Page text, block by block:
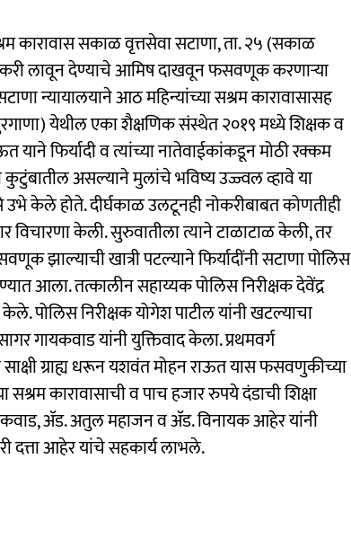
कारावास सकाळ वृत्तसेवा सटाणा, ता. २५ (सकाळ
लावून देण्याचे आमिष दाखवून फसवणूक करणाऱ्या
न्यायालयाने आठ महिन्यांच्या सश्रम कारावासासह
येथील एका शैक्षणिक संस्थेत २०१९ मध्ये शिक्षक व
फिर्यादी व त्यांच्या नातेवाईकांकडून मोठी रक्कम
कुटुंबातील असल्याने मुलांचे भविष्य उज्ज्वल व्हावे या
केले होते. दीर्घकाळ उलटूनही नोकरीबाबत कोणतीही
विचारणा केली. सुरुवातीला त्याने टाळाटाळ केली, तर
झाल्याची खात्री पटल्याने फिर्यादींनी सटाणा पोलिस
आला. तत्कालीन सहाय्यक पोलिस निरीक्षक देवेंद्र
पोलिस निरीक्षक योगेश पाटील यांनी खटल्याचा
गायकवाड यांनी युक्तिवाद केला. प्रथमवर्ग
ग्राह्य धरून यशवंत मोहन राऊत यास फसवणुकीच्या
सश्रम कारावासाची व पाच हजार रुपये दंडाची शिक्षा
ॲड. अतुल महाजन व ॲड. विनायक आहेर यांनी
दत्ता आहेर यांचे सहकार्य लाभले.